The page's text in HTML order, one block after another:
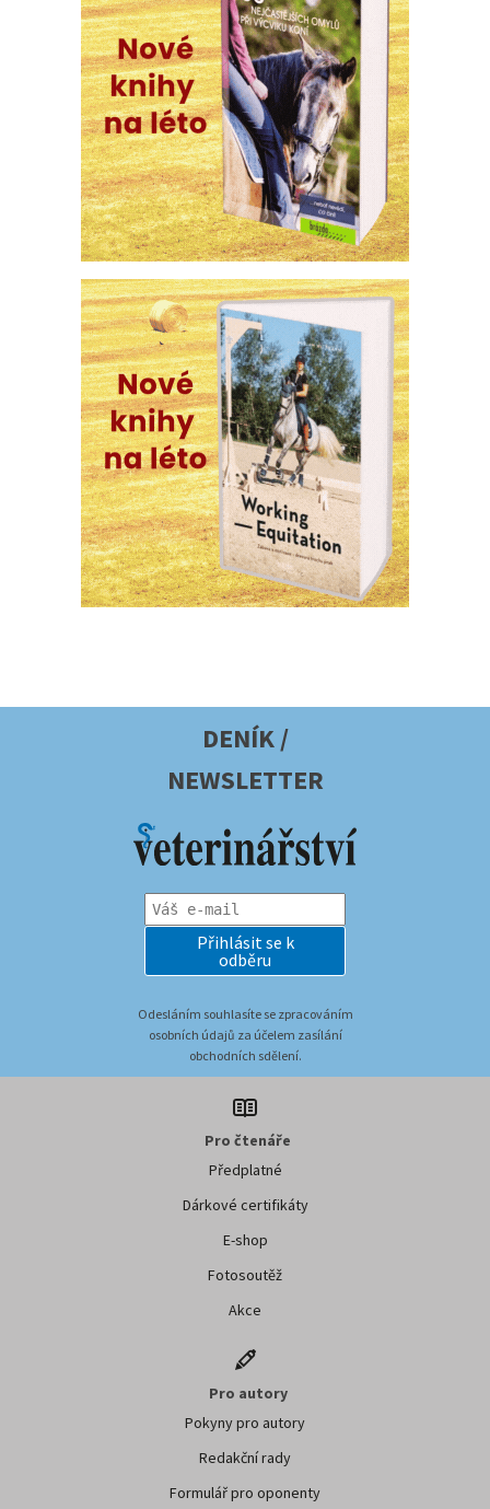
DENÍK /
NEWSLETTER
Přihlásit se k
odběru
Odesláním souhlasíte se zpracováním
osobních údajů za účelem zasílání
obchodních sdělení.
Pro čtenáře
Předplatné
Dárkové certifikáty
E-shop
Fotosoutěž
Akce
Pro autory
Pokyny pro autory
Redakční rady
Formulář pro oponenty